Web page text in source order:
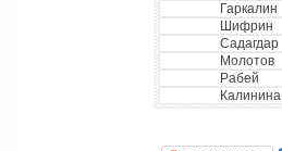
Гаркалин
Шифрин
Садагдар
Молотов
Рабей
Калинина